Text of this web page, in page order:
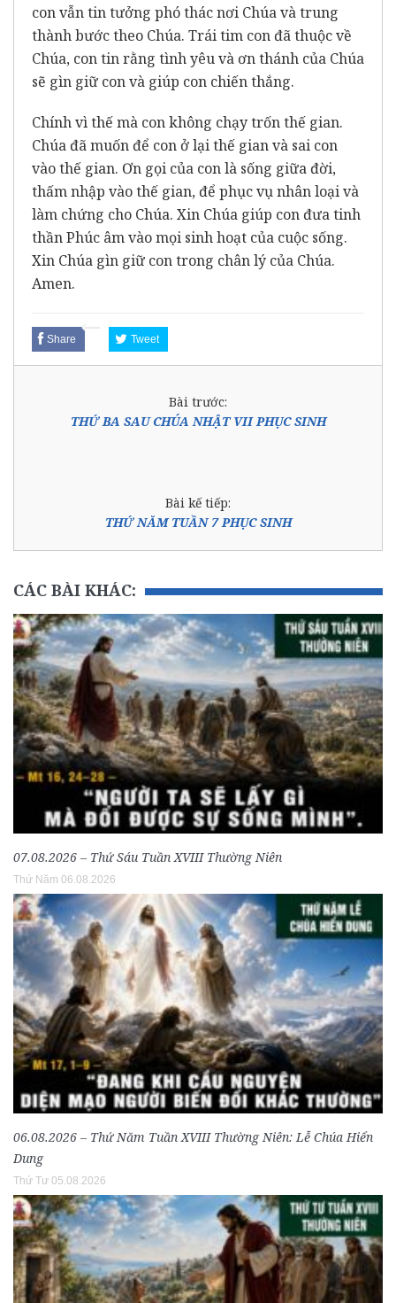
con vẫn tin tưởng phó thác nơi Chúa và trung
thành bước theo Chúa. Trái tim con đã thuộc về
Chúa, con tin rằng tình yêu và ơn thánh của Chúa
sẽ gìn giữ con và giúp con chiến thắng.
Chính vì thế mà con không chạy trốn thế gian.
Chúa đã muốn để con ở lại thế gian và sai con
vào thế gian. Ơn gọi của con là sống giữa đời,
thấm nhập vào thế gian, để phục vụ nhân loại và
làm chứng cho Chúa. Xin Chúa giúp con đưa tinh
thần Phúc âm vào mọi sinh hoạt của cuộc sống.
Xin Chúa gìn giữ con trong chân lý của Chúa.
Amen.
Share Tweet
Bài trước:
THỨ BA SAU CHÚA NHẬT VII PHỤC SINH
Bài kế tiếp:
THỨ NĂM TUẦN 7 PHỤC SINH
CÁC BÀI KHÁC:
07.08.2026 – Thứ Sáu Tuần XVIII Thường Niên
Thứ Năm 06.08.2026
06.08.2026 – Thứ Năm Tuần XVIII Thường Niên: Lễ Chúa Hiển
Dung
Thứ Tư 05.08.2026